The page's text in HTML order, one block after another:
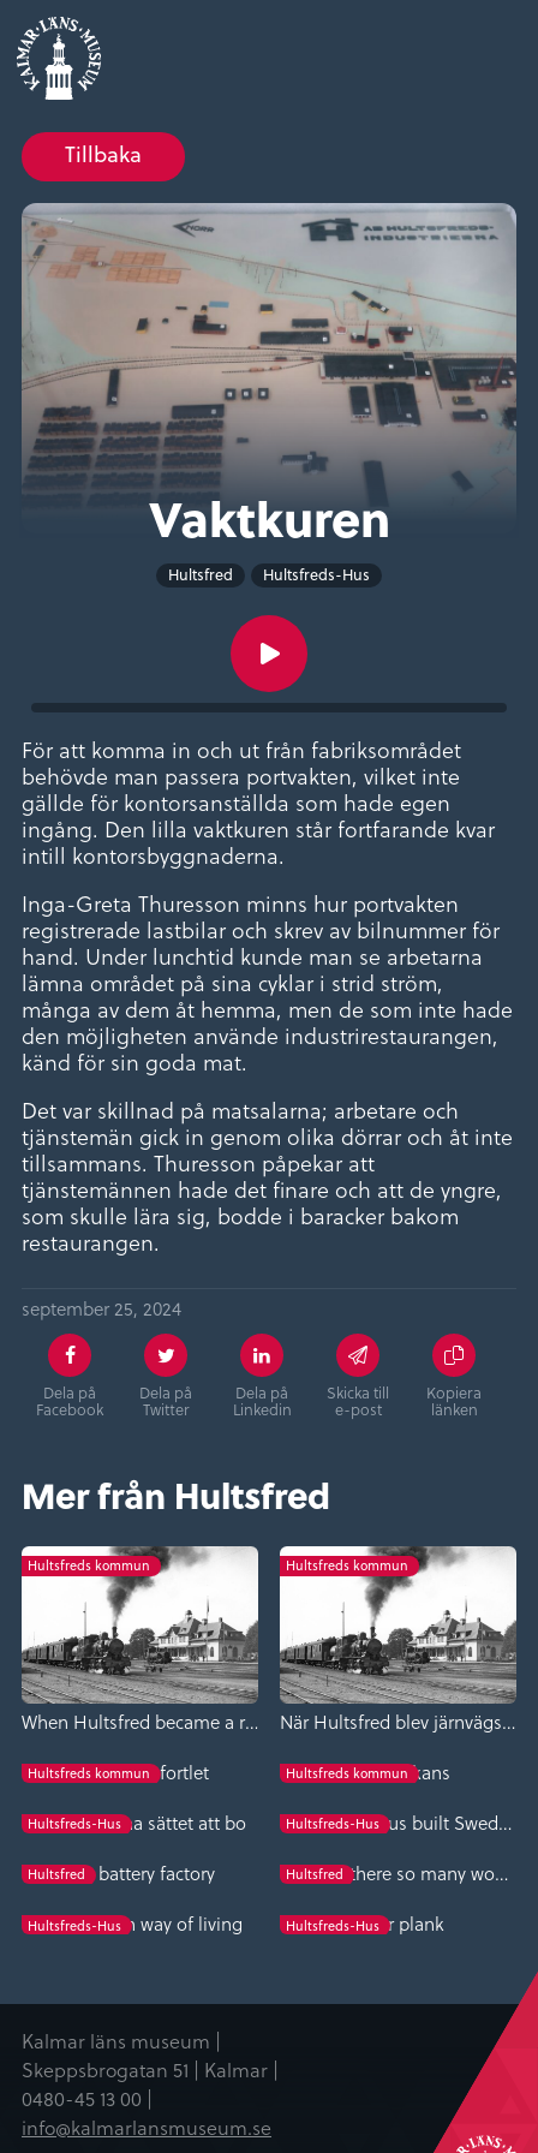
Tillbaka
Vaktkuren
Hultsfred Hultsfreds-Hus
För att komma in och ut från fabriksområdet
behövde man passera portvakten, vilket inte
gällde för kontorsanställda som hade egen
ingång. Den lilla vaktkuren står fortfarande kvar
intill kontorsbyggnaderna.
Inga-Greta Thuresson minns hur portvakten
registrerade lastbilar och skrev av bilnummer för
hand. Under lunchtid kunde man se arbetarna
lämna området på sina cyklar i strid ström,
många av dem åt hemma, men de som inte hade
den möjligheten använde industrirestaurangen,
känd för sin goda mat.
Det var skillnad på matsalarna; arbetare och
tjänstemän gick in genom olika dörrar och åt inte
tillsammans. Thuresson påpekar att
tjänstemännen hade det finare och att de yngre,
som skulle lära sig, bodde i baracker bakom
restaurangen.
september 25, 2024
Dela på
Facebook
Dela på
Twitter
Dela på
Linkedin
Skicka till
e-post
Kopiera
länken
Mer från Hultsfred
Hultsfreds kommun
When Hultsfred became a railway junction
Hultsfreds kommun
När Hultsfred blev järnvägsknut
Hultsfreds kommun
Charles XI fortlet Hultsfreds kommun
Karl XI skans
Hultsfreds-Hus
Det moderna sättet att bo Hultsfreds-Hus Hultsfreds-Hus built Sweden
HultsfredThe battery factory Hultsfred Why are there so many wooden house factories in Småland?
Hultsfreds-Hus
The modern way of living Hultsfreds-HusFiber plank
Kalmar läns museum |
Skeppsbrogatan 51 | Kalmar |
0480-45 13 00 |
info@kalmarlansmuseum.se